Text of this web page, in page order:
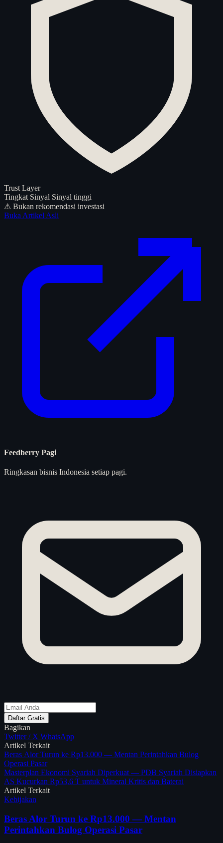
Trust Layer
Tingkat Sinyal Sinyal tinggi
⚠ Bukan rekomendasi investasi
Buka Artikel Asli
Feedberry Pagi
Ringkasan bisnis Indonesia setiap pagi.
Daftar Gratis
Bagikan
Twitter / X WhatsApp
Artikel Terkait
Beras Alor Turun ke Rp13.000 — Mentan Perintahkan Bulog
Operasi Pasar
Masterplan Ekonomi Syariah Diperkuat — PDB Syariah Disiapkan
AS Kucurkan Rp53,6 T untuk Mineral Kritis dan Baterai
Artikel Terkait
Kebijakan
Beras Alor Turun ke Rp13.000 — Mentan
Perintahkan Bulog Operasi Pasar